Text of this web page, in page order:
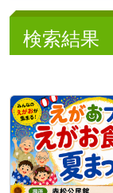
検索結果